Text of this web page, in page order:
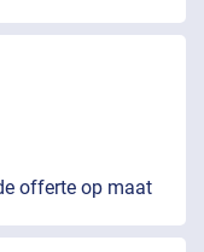
offerte op maat